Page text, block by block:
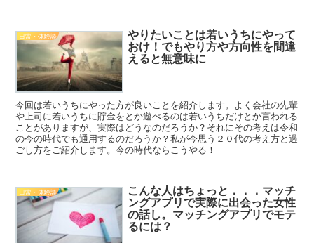
日常・体験談
やりたいことは若いうちにやって
おけ！でもやり方や方向性を間違
えると無意味に
今回は若いうちにやった方が良いことを紹介します。よく会社の先輩
や上司に若いうちに貯金をとか遊べるのは若いうちだけとか言われる
ことがありますが、実際はどうなのだろうか？それにその考えは令和
の今の時代でも通用するのだろうか？私が今思う２０代の考え方と過
ごし方をご紹介します。今の時代ならこうやる！
日常・体験談
こんな人はちょっと．．．マッチ
ングアプリで実際に出会った女性
の話し。マッチングアプリでモテ
るには？